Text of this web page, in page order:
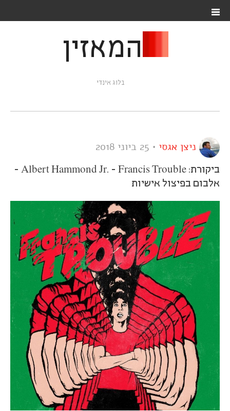
המאזין
בלוג אינדי
ניצן אגסי • 25 ביוני 2018
ביקורת: Albert Hammond Jr. - Francis Trouble -
אלבום בפיצול אישיות